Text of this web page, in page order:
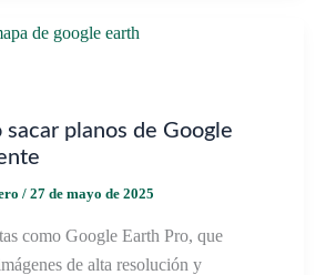
sacar planos de Google
/ 27 de mayo de 2025
como Google Earth Pro, que
de alta resolución y